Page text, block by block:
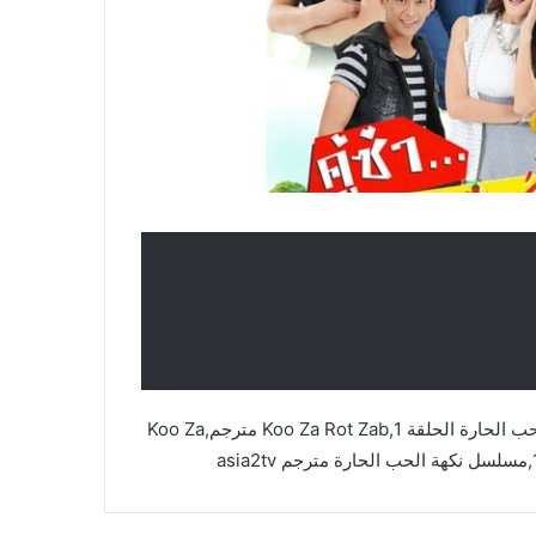
مسلسل نكهة الحب الحارة,Koo Za Rot Zab,مسلسل نكهة الحب الحارة الحلقة 1,Koo Za Rot Zab مترجم,Koo Za